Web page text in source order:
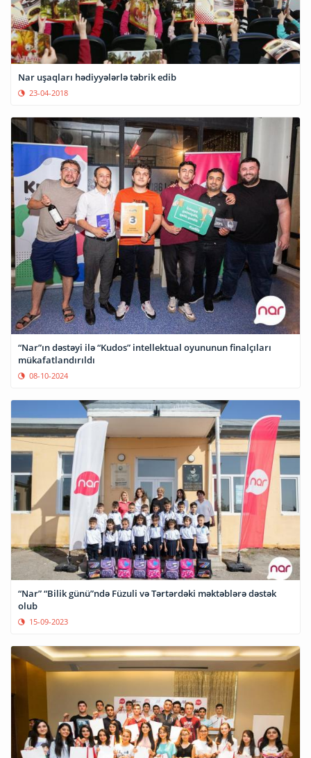
Nar uşaqları hədiyyələrlə təbrik edib
23-04-2018
“Nar”ın dəstəyi ilə “Kudos” intellektual oyununun finalçıları
mükafatlandırıldı
08-10-2024
“Nar” “Bilik günü”ndə Füzuli və Tərtərdəki məktəblərə dəstək
olub
15-09-2023